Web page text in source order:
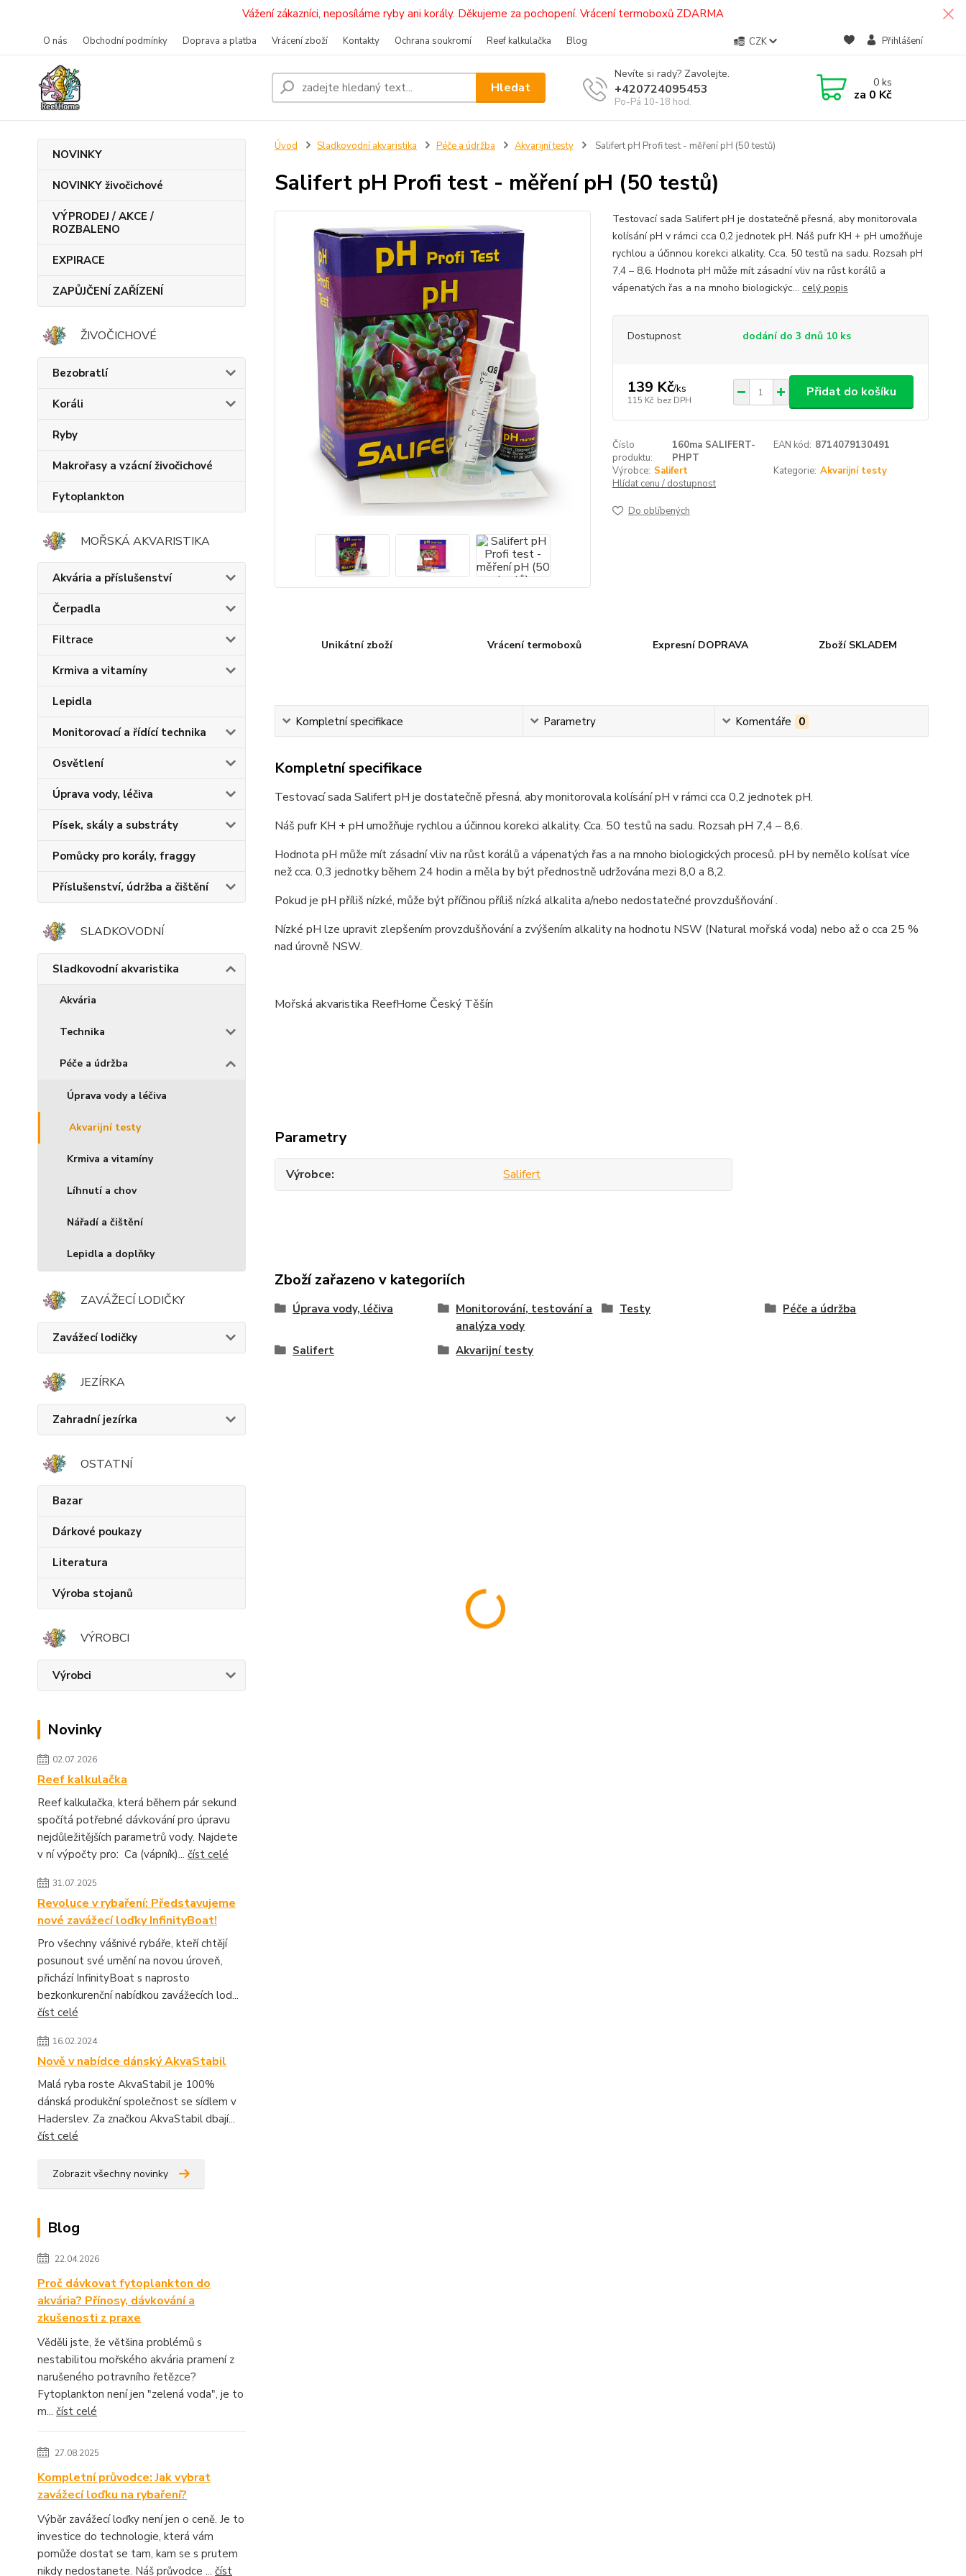
Vážení zákazníci, neposíláme ryby ani korály. Děkujeme za pochopení. Vrácení termoboxů ZDARMA
O nás Obchodní podmínky Doprava a platba Vrácení zboží Kontakty Ochrana soukromí Reef kalkulačka Blog CZK Přihlášení
Hledat
Nevíte si rady? Zavolejte.
+420724095453
Po-Pá 10-18 hod.
0ks
za 0 Kč
NOVINKY
NOVINKY živočichové
VÝPRODEJ / AKCE /
ROZBALENO
EXPIRACE
ZAPŮJČENÍ ZAŘÍZENÍ
ŽIVOČICHOVÉ
Bezobratlí
Koráli
Ryby
Makrořasy a vzácní živočichové
Fytoplankton
MOŘSKÁ AKVARISTIKA
Akvária a příslušenství
Čerpadla
Filtrace
Krmiva a vitamíny
Lepidla
Monitorovací a řídící technika
Osvětlení
Úprava vody, léčiva
Písek, skály a substráty
Pomůcky pro korály, fraggy
Příslušenství, údržba a čištění
SLADKOVODNÍ
Sladkovodní akvaristika
Akvária
Technika
Péče a údržba
Úprava vody a léčiva
Akvarijní testy
Krmiva a vitamíny
Líhnutí a chov
Nářadí a čištění
Lepidla a doplňky
ZAVÁŽECÍ LODIČKY
Zavážecí lodičky
JEZÍRKA
Zahradní jezírka
OSTATNÍ
Bazar
Dárkové poukazy
Literatura
Výroba stojanů
VÝROBCI
Výrobci
Novinky
02.07.2026
Reef kalkulačka
Reef kalkulačka, která během pár sekund
spočítá potřebné dávkování pro úpravu
nejdůležitějších parametrů vody. Najdete
v ní výpočty pro: Ca (vápník)... číst celé
31.07.2025
Revoluce v rybaření: Představujeme
nové zavážecí loďky InfinityBoat!
Pro všechny vášnivé rybáře, kteří chtějí
posunout své umění na novou úroveň,
přichází InfinityBoat s naprosto
bezkonkurenční nabídkou zavážecích lod...
číst celé
16.02.2024
Nově v nabídce dánský AkvaStabil
Malá ryba roste AkvaStabil je 100%
dánská produkční společnost se sídlem v
Haderslev. Za značkou AkvaStabil dbají...
číst celé
Zobrazit všechny novinky
Blog
22.04.2026
Proč dávkovat fytoplankton do
akvária? Přínosy, dávkování a
zkušenosti z praxe
Věděli jste, že většina problémů s
nestabilitou mořského akvária pramení z
narušeného potravního řetězce?
Fytoplankton není jen "zelená voda", je to
m... číst celé
27.08.2025
Kompletní průvodce: Jak vybrat
zavážecí loďku na rybaření?
Výběr zavážecí loďky není jen o ceně. Je to
investice do technologie, která vám
pomůže dostat se tam, kam se s prutem
nikdy nedostanete. Náš průvodce ... číst
Úvod Sladkovodní akvaristika Péče a údržba Akvarijní testy Salifert pH Profi test - měření pH (50 testů)
Salifert pH Profi test - měření pH (50 testů)
Testovací sada Salifert pH je dostatečně přesná, aby monitorovala
kolísání pH v rámci cca 0,2 jednotek pH. Náš pufr KH + pH umožňuje
rychlou a účinnou korekci alkality. Cca. 50 testů na sadu. Rozsah pH
7,4 – 8,6. Hodnota pH může mít zásadní vliv na růst korálů a
vápenatých řas a na mnoho biologickýc... celý popis
Dostupnost dodání do 3 dnů 10 ks
139 Kč/ks
115 Kč bez DPH
Přidat do košíku
Číslo
produktu:
160ma SALIFERT-
PHPT
EAN kód: 8714079130491
Výrobce: Salifert Kategorie: Akvarijní testy
Hlídat cenu / dostupnost
Do oblíbených
Unikátní zboží Vrácení termoboxů Expresní DOPRAVA Zboží SKLADEM
Kompletní specifikace Parametry Komentáře 0
Kompletní specifikace
Testovací sada Salifert pH je dostatečně přesná, aby monitorovala kolísání pH v rámci cca 0,2 jednotek pH.
Náš pufr KH + pH umožňuje rychlou a účinnou korekci alkality. Cca. 50 testů na sadu. Rozsah pH 7,4 – 8,6.
Hodnota pH může mít zásadní vliv na růst korálů a vápenatých řas a na mnoho biologických procesů. pH by nemělo kolísat více
než cca. 0,3 jednotky během 24 hodin a měla by být přednostně udržována mezi 8,0 a 8,2.
Pokud je pH příliš nízké, může být příčinou příliš nízká alkalita a/nebo nedostatečné provzdušňování .
Nízké pH lze upravit zlepšením provzdušňování a zvýšením alkality na hodnotu NSW (Natural mořská voda) nebo až o cca 25 %
nad úrovně NSW.
Mořská akvaristika ReefHome Český Těšín
Parametry
Výrobce Salifert
Zboží zařazeno v kategoriích
Úprava vody, léčiva
Monitorování, testování a
analýza vody
Testy Péče a údržba
Salifert Akvarijní testy